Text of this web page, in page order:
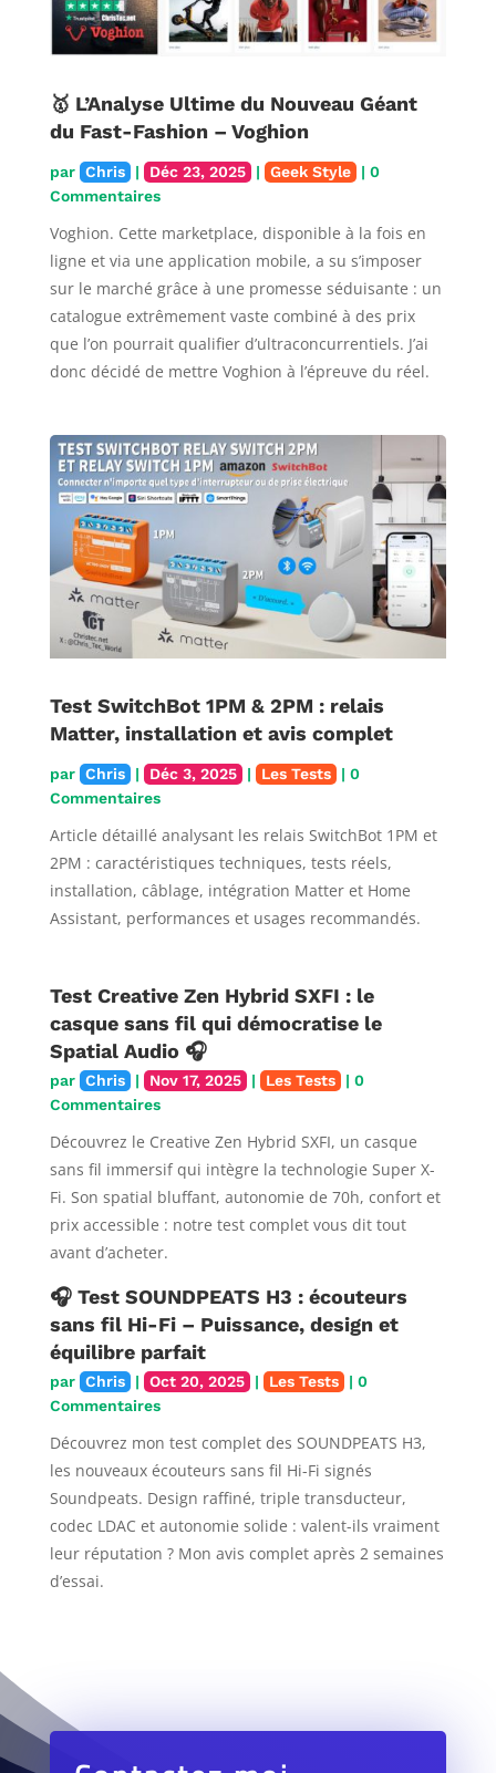
🥇 L’Analyse Ultime du Nouveau Géant
du Fast-Fashion – Voghion
par Chris | Déc 23, 2025 | Geek Style | 0
Commentaires
Voghion. Cette marketplace, disponible à la fois en
ligne et via une application mobile, a su s’imposer
sur le marché grâce à une promesse séduisante : un
catalogue extrêmement vaste combiné à des prix
que l’on pourrait qualifier d’ultraconcurrentiels. J’ai
donc décidé de mettre Voghion à l’épreuve du réel.
Test SwitchBot 1PM & 2PM : relais
Matter, installation et avis complet
par Chris | Déc 3, 2025 | Les Tests | 0
Commentaires
Article détaillé analysant les relais SwitchBot 1PM et
2PM : caractéristiques techniques, tests réels,
installation, câblage, intégration Matter et Home
Assistant, performances et usages recommandés.
Test Creative Zen Hybrid SXFI : le
casque sans fil qui démocratise le
Spatial Audio 🎧
par Chris | Nov 17, 2025 | Les Tests | 0
Commentaires
Découvrez le Creative Zen Hybrid SXFI, un casque
sans fil immersif qui intègre la technologie Super X-
Fi. Son spatial bluffant, autonomie de 70h, confort et
prix accessible : notre test complet vous dit tout
avant d’acheter.
🎧 Test SOUNDPEATS H3 : écouteurs
sans fil Hi-Fi – Puissance, design et
équilibre parfait
par Chris | Oct 20, 2025 | Les Tests | 0
Commentaires
Découvrez mon test complet des SOUNDPEATS H3,
les nouveaux écouteurs sans fil Hi-Fi signés
Soundpeats. Design raffiné, triple transducteur,
codec LDAC et autonomie solide : valent-ils vraiment
leur réputation ? Mon avis complet après 2 semaines
d’essai.